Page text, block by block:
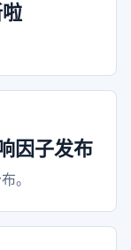
因子发布
。